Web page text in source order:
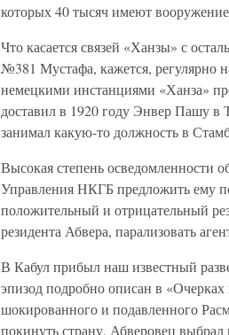
которых 40 тысяч имеют
Что касается связей «Ханзы» с
№381 Мустафа, кажется, регулярно
немецкими инстанциями «Ханза»
доставил в 1920 году Энвер Пашу в
занимал какую-то должность в
Высокая степень осведомленности
Управления НКГБ предложить ему
положительный и отрицательный
резидента Абвера, парализовать
В Кабул прибыл наш известный
эпизод подробно описан в
шокированного и подавленного
покинуть страну. Абверовец выбрал